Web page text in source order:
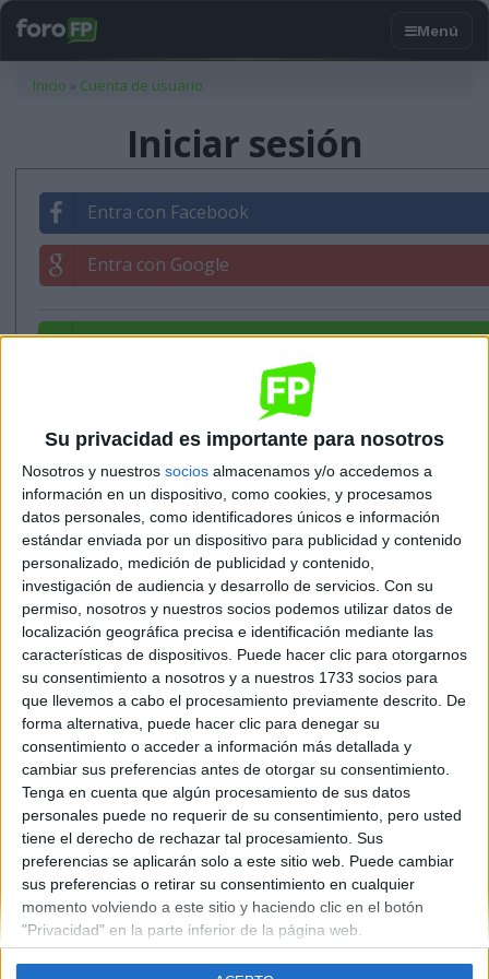
Su privacidad es importante para nosotros
Nosotros y nuestros socios almacenamos y/o accedemos a
información en un dispositivo, como cookies, y procesamos
datos personales, como identificadores únicos e información
estándar enviada por un dispositivo para publicidad y contenido
personalizado, medición de publicidad y contenido,
investigación de audiencia y desarrollo de servicios. Con su
permiso, nosotros y nuestros socios podemos utilizar datos de
localización geográfica precisa e identificación mediante las
características de dispositivos. Puede hacer clic para otorgarnos
su consentimiento a nosotros y a nuestros 1733 socios para
que llevemos a cabo el procesamiento previamente descrito. De
forma alternativa, puede hacer clic para denegar su
consentimiento o acceder a información más detallada y
cambiar sus preferencias antes de otorgar su consentimiento.
Tenga en cuenta que algún procesamiento de sus datos
personales puede no requerir de su consentimiento, pero usted
tiene el derecho de rechazar tal procesamiento. Sus
preferencias se aplicarán solo a este sitio web. Puede cambiar
sus preferencias o retirar su consentimiento en cualquier
momento volviendo a este sitio y haciendo clic en el botón
"Privacidad" en la parte inferior de la página web.
Usted está aquí
Inicio » Cuenta de usuario
Iniciar sesión
Entra con Facebook
Entra con Google
Entrar con tu correo
Contáctanos
Diego de León 47, 28006 Madrid
Phone:+34 91 593 2767
Email: info@forofp.es
Información legal
Aviso legal
Política de privacidad
Condiciones generales de contratación
Política de cookies